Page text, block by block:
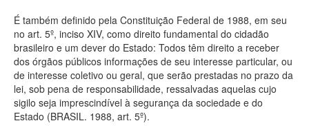
Administração
Legislação
Agenda
Perguntas frequentes
Contato
É também definido pela Constituição Federal de 1988, em seu
no art. 5º, inciso XIV, como direito fundamental do cidadão
brasileiro e um dever do Estado: Todos têm direito a receber
dos órgãos públicos informações de seu interesse particular, ou
de interesse coletivo ou geral, que serão prestadas no prazo da
lei, sob pena de responsabilidade, ressalvadas aquelas cujo
sigilo seja imprescindível à segurança da sociedade e do
Estado (BRASIL. 1988, art. 5º).